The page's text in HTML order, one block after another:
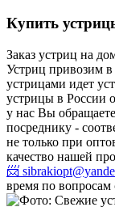
Купить
Заказ устриц на
Устриц привозим в
устрицами идет
устрицы в России
у нас Вы
посреднику -
не только при
качество нашей
📨
время по